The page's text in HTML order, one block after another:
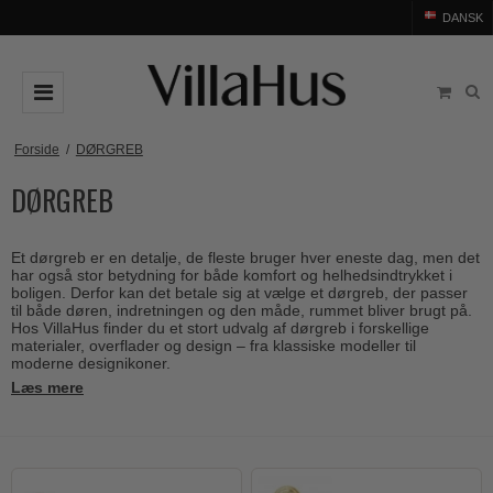
DANSK
DØRGREB
Arne Jacobsen dørgreb
Sorte dørgreb
Stål dørgreb
Træ dørgreb
Bakelit dørgreb
DØRHAMMER
Møbelgreb
Møbelknopper
Skålgreb
Skydedørsskål
BADEVÆRELSE
TILBEHØR
Rosetter
Langskilte
BRANDS
Arne Jacobsen dørgreb
Forside / DØRGREB
DØRGREB
Et dørgreb er en detalje, de fleste bruger hver eneste dag, men det
har også stor betydning for både komfort og helhedsindtrykket i
boligen. Derfor kan det betale sig at vælge et dørgreb, der passer
til både døren, indretningen og den måde, rummet bliver brugt på.
Hos VillaHus finder du et stort udvalg af dørgreb i forskellige
materialer, overflader og design – fra klassiske modeller til
moderne designikoner.
Læs mere